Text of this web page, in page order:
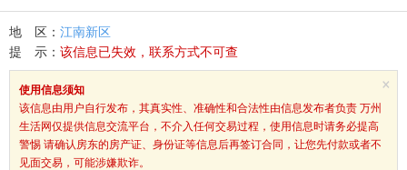
地 区： 江南新区
提 示： 该信息已失效，联系方式不可查
×
使用信息须知
该信息由用户自行发布，其真实性、准确性和合法性由信息发布者负责 万州
生活网仅提供信息交流平台，不介入任何交易过程，使用信息时请务必提高
警惕 请确认房东的房产证、身份证等信息后再签订合同，让您先付款或者不
见面交易，可能涉嫌欺诈。